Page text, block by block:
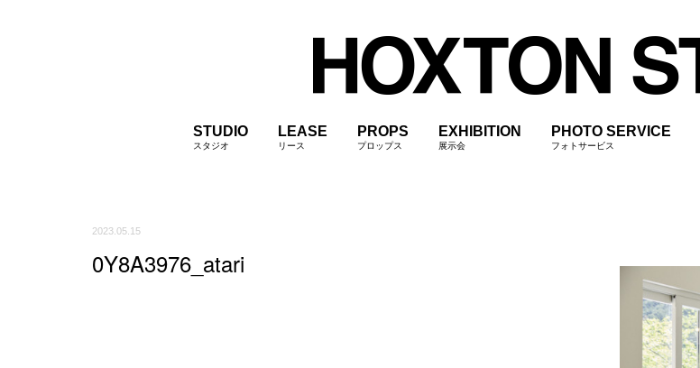
STUDIO
スタジオ
LEASE
リース
PROPS
プロップス
EXHIBITION
展示会
PHOTO SERVICE
フォトサービス
2023.05.15
0Y8A3976_atari